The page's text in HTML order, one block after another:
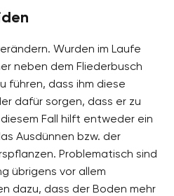
Wurden im Laufe
neben dem Fliederbusch
führen, dass ihm diese
dafür sorgen, dass er zu
Fall hilft entweder ein
Ausdünnen bzw. der
Problematisch sind
übrigens vor allem
dazu, dass der Boden mehr